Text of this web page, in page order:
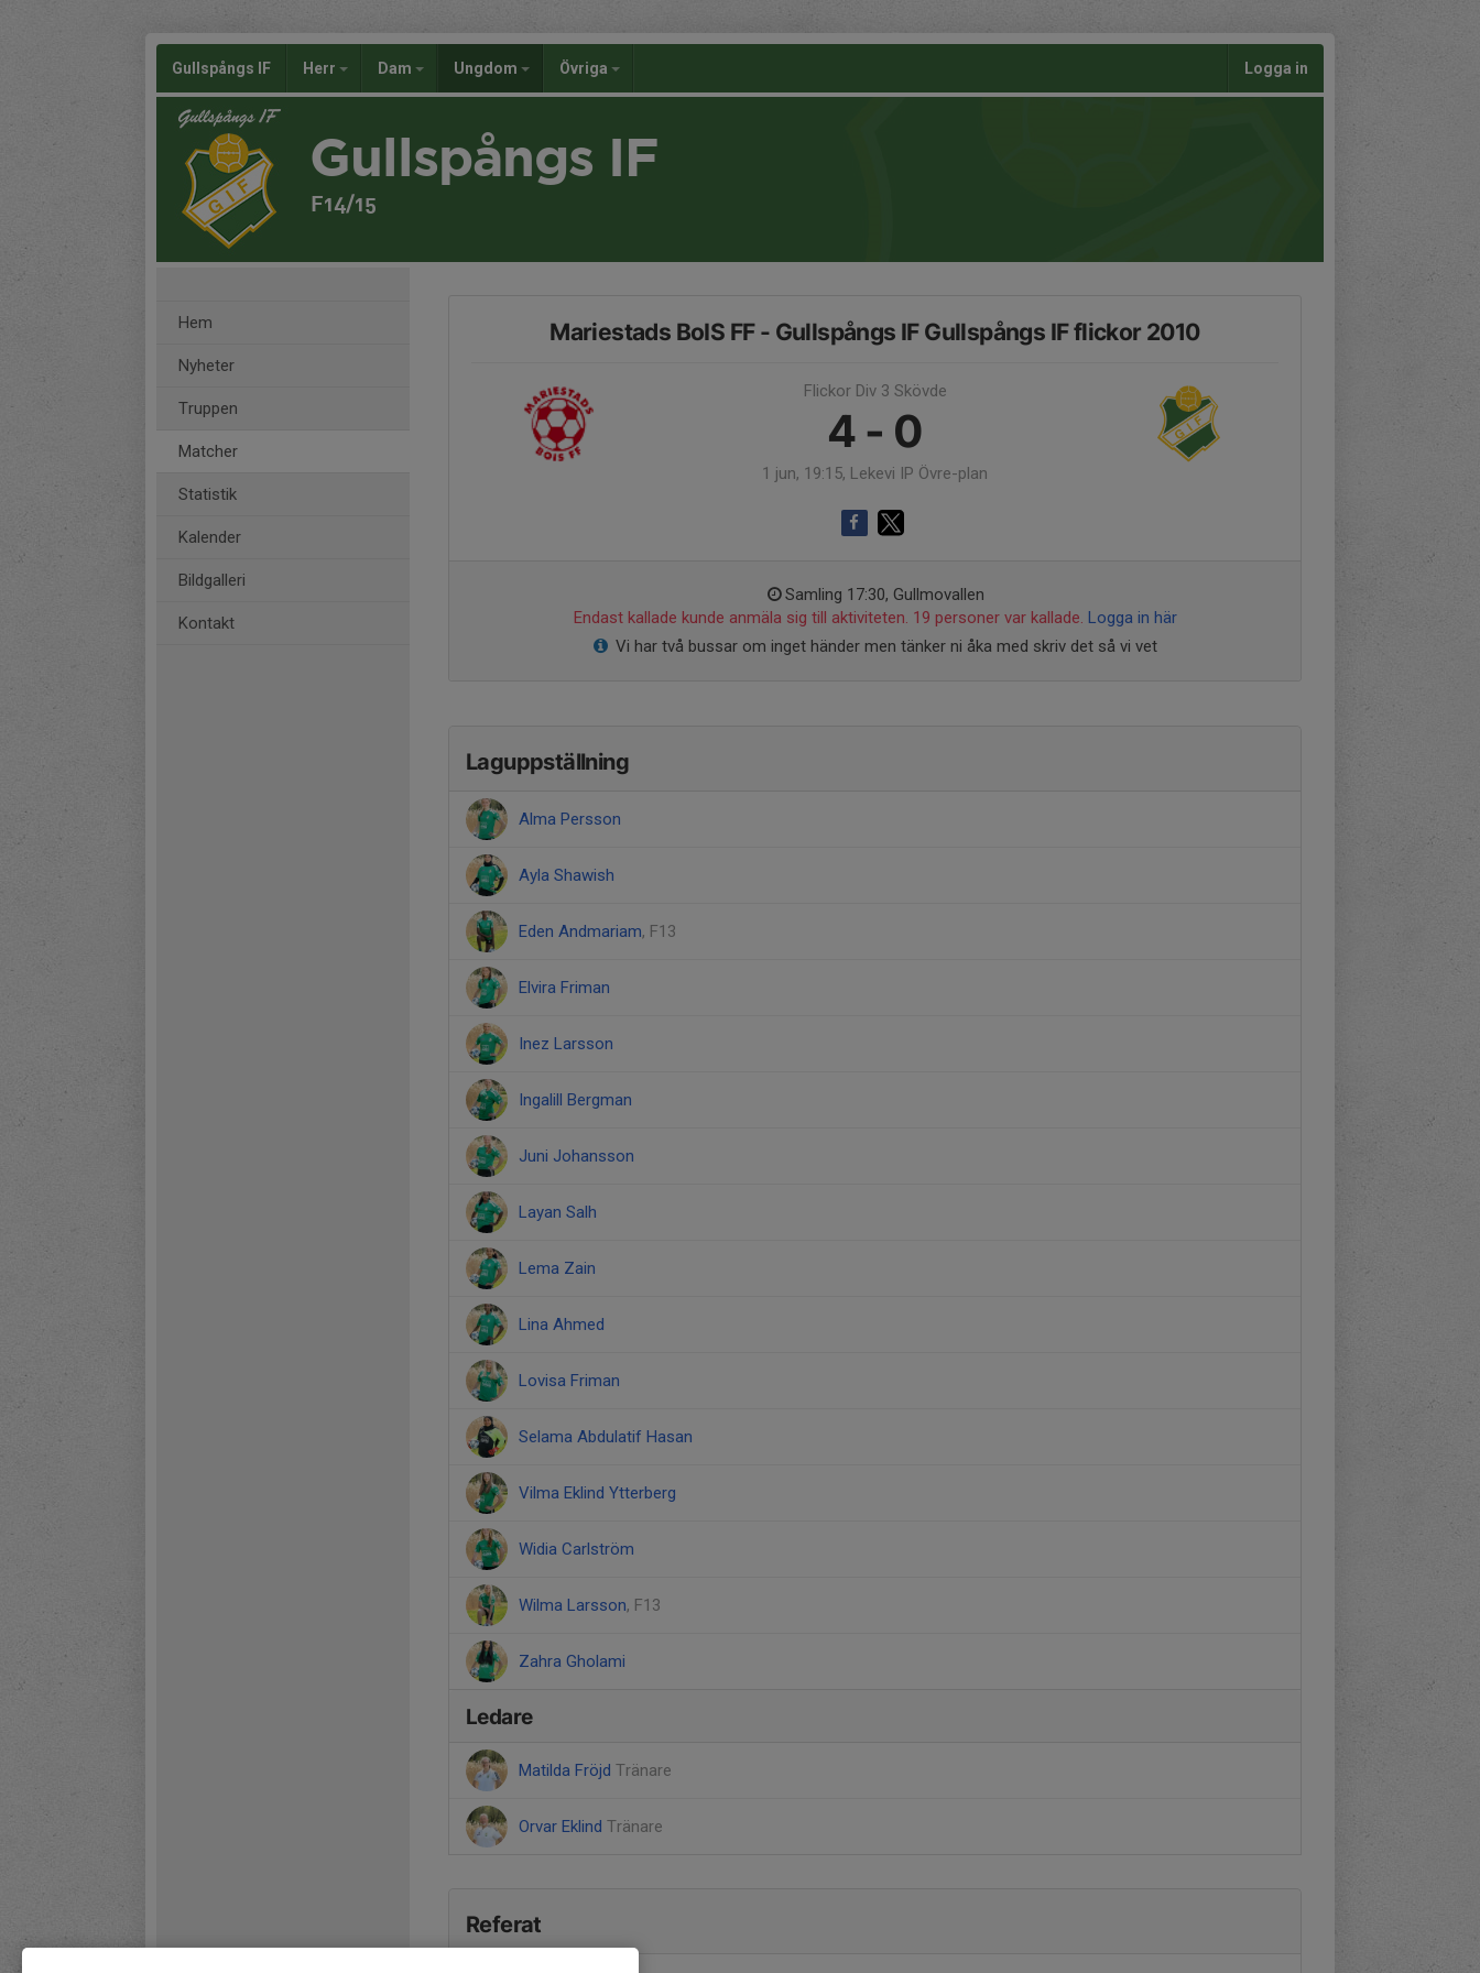
Gullspångs IF Herr Dam Ungdom Övriga Logga in
Gullspångs IF
F14/15
Hem
Nyheter
Truppen
Matcher
Statistik
Kalender
Bildgalleri
Kontakt
Mariestads BoIS FF - Gullspångs IF Gullspångs IF flickor 2010
Flickor Div 3 Skövde
4 - 0
1 jun, 19:15, Lekevi IP Övre-plan
Samling 17:30, Gullmovallen
Endast kallade kunde anmäla sig till aktiviteten. 19 personer var kallade. Logga in här
Vi har två bussar om inget händer men tänker ni åka med skriv det så vi vet
Laguppställning
Alma Persson
Ayla Shawish
Eden Andmariam, F13
Elvira Friman
Inez Larsson
Ingalill Bergman
Juni Johansson
Layan Salh
Lema Zain
Lina Ahmed
Lovisa Friman
Selama Abdulatif Hasan
Vilma Eklind Ytterberg
Widia Carlström
Wilma Larsson, F13
Zahra Gholami
Ledare
Matilda Fröjd Tränare
Orvar Eklind Tränare
Referat